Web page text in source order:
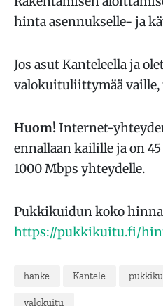
hinta asennukselle- ja
Jos asut Kanteleella ja
valokuituliittymää
Huom! Internet-
ennallaan kailille ja on
1000 Mbps yhteydelle.
Pukkikuidun koko
https://pukkikuitu.fi/
hanke Kantele
valokuitu